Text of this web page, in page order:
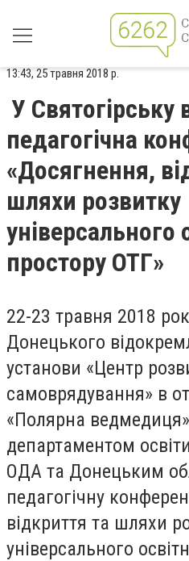
13:43, 25 травня 2018 р.
У Святогірську
педагогічна
«Досягнення,
шляхи розвитку
універсального
простору ОТГ»
22-23 травня 2018
Донецького
установи «Центр
самоврядування» в
«Полярна
департаментом
ОДА та Донецьким
педагогічну
відкриття та шляхи
універсального